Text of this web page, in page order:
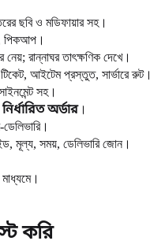
ছবি ও মডিফায়ার সহ।
পিকআপ।
রান্নাঘর তাৎক্ষণিক দেখে।
আইটেম প্রস্তুত, সার্ভারে রুট।
সহ।
অর্ডার।
মূল্য, সময়, ডেলিভারি জোন।
করি